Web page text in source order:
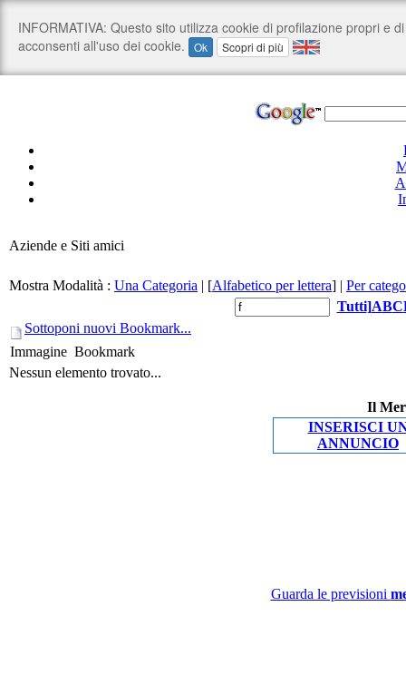
Aziende e Siti amici
Mostra Modalità : Una Categoria | [Alfabetico per lettera] | Per
Tutti]ABC
Sottoponi nuovi Bookmark...
Immagine Bookmark
Nessun elemento trovato...
Il
INSERISCI
ANNUNCIO
Guarda le previsioni